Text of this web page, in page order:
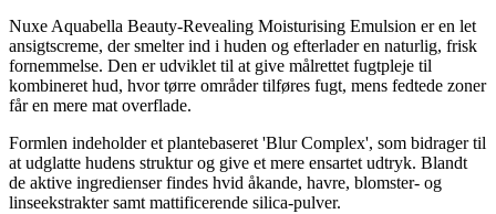
Nuxe Aquabella Beauty-Revealing Moisturising Emulsion er en let
ansigtscreme, der smelter ind i huden og efterlader en naturlig, frisk
fornemmelse. Den er udviklet til at give målrettet fugtpleje til
kombineret hud, hvor tørre områder tilføres fugt, mens fedtede zoner
får en mere mat overflade.
Formlen indeholder et plantebaseret 'Blur Complex', som bidrager til
at udglatte hudens struktur og give et mere ensartet udtryk. Blandt
de aktive ingredienser findes hvid åkande, havre, blomster- og
linseekstrakter samt mattificerende silica-pulver.